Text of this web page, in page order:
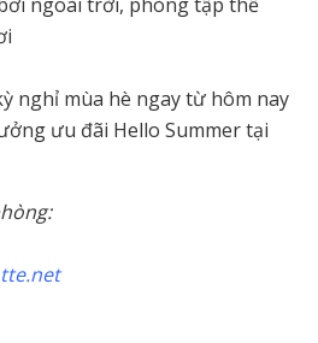
nghỉ mùa hè ngay từ hôm nay
ưu đãi Hello Summer tại